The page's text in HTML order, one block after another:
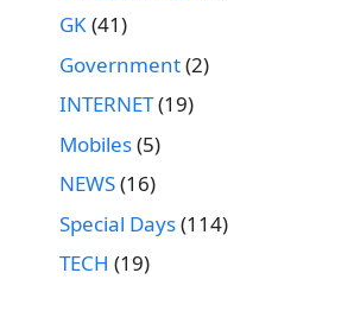
GK(41)
Government(2)
INTERNET(19)
Mobiles(5)
NEWS(16)
Special Days(114)
TECH (19)